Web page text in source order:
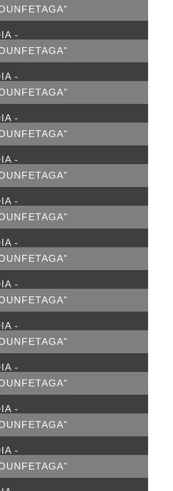
-
-
-
-
-
-
-
-
-
-
-